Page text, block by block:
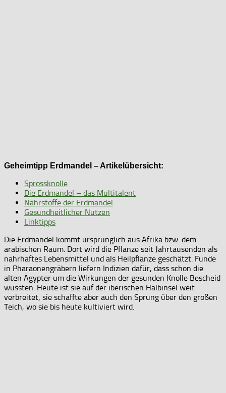
Geheimtipp Erdmandel – Artikelübersicht:
Sprossknolle
Die Erdmandel – das Multitalent
Nährstoffe der Erdmandel
Gesundheitlicher Nutzen
Linktipps
Die Erdmandel kommt ursprünglich aus Afrika bzw. dem
arabischen Raum. Dort wird die Pflanze seit Jahrtausenden als
nahrhaftes Lebensmittel und als Heilpflanze geschätzt. Funde
in Pharaonengräbern liefern Indizien dafür, dass schon die
alten Ägypter um die Wirkungen der gesunden Knolle Bescheid
wussten. Heute ist sie auf der iberischen Halbinsel weit
verbreitet, sie schaffte aber auch den Sprung über den großen
Teich, wo sie bis heute kultiviert wird.